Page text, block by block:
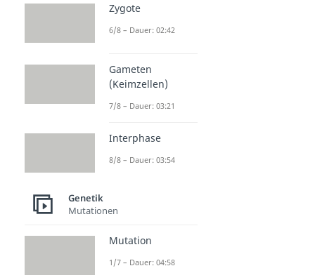
Zygote
6/8 – Dauer: 02:42
Gameten
(Keimzellen)
7/8 – Dauer: 03:21
Interphase
8/8 – Dauer: 03:54
Genetik
Mutationen
Mutation
1/7 – Dauer: 04:58